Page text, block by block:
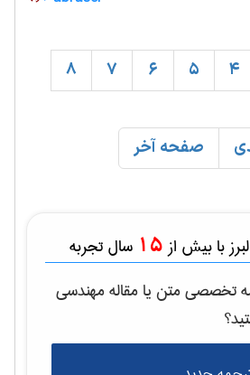
4
5
6
7
8
صفحه آخر
با بیش از 15 سال تجربه
تخصصی متن یا مقالهمهندسی